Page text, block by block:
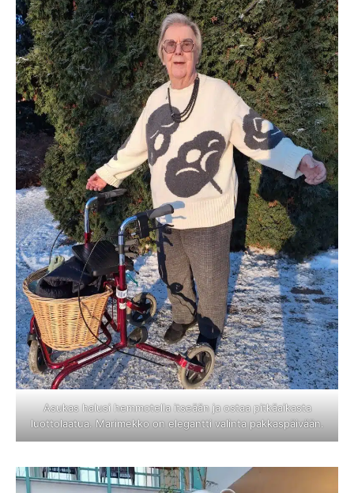
Asukas halusi hemmotella itseään ja ostaa pitkäaikasta
luottolaatua. Marimekko on elegantti valinta pakkaspäivään.